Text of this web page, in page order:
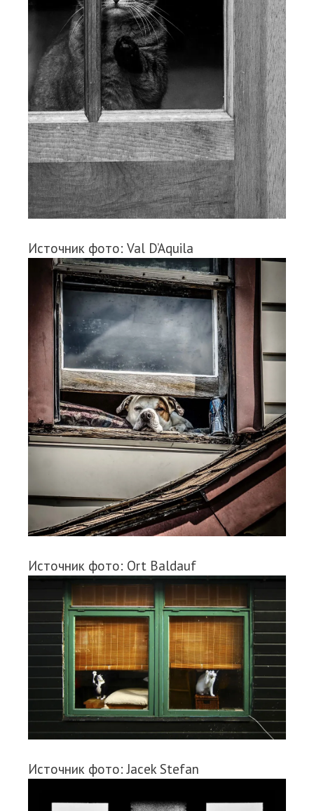
Источник фото: Val D’Aquila
Источник фото: Ort Baldauf
Источник фото: Jacek Stefan